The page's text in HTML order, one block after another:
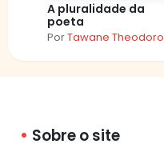
A pluralidade da
poeta
PorTawane Theodoro
Sobre o site